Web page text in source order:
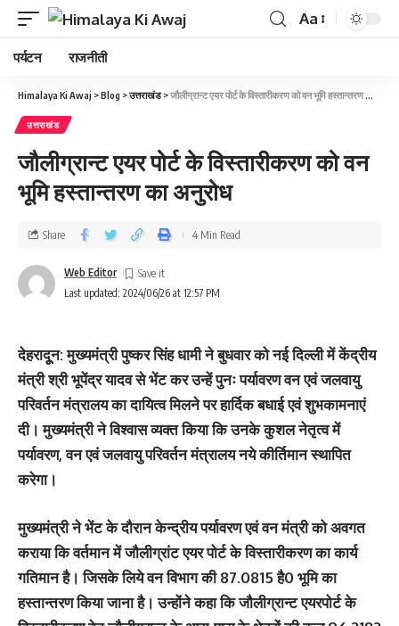
Aa
पर्यटन राजनीती
Himalaya Ki Awaj >Blog >उत्तराखंड>जौलीग्रान्ट एयर पोर्ट के विस्तारीकरण को वन भूमि हस्तान्तरण का अनुरोध
उत्तराखंड
जौलीग्रान्ट एयर पोर्ट के विस्तारीकरण को वन
भूमि हस्तान्तरण का अनुरोध
Last updated: 2024/06/26 at 12:57 PM
Web Editor
Share 4 Min Read
देहरादूून: मुख्यमंत्री पुष्कर सिंह धामी ने बुधवार को नई दिल्ली में केंद्रीय
मंत्री श्री भूपेंद्र यादव से भेंट कर उन्हें पुनः पर्यावरण वन एवं जलवायु
परिवर्तन मंत्रालय का दायित्व मिलने पर हार्दिक बधाई एवं शुभकामनाएं
दी। मुख्यमंत्री ने विश्वास व्यक्त किया कि उनके कुशल नेतृत्व में
पर्यावरण, वन एवं जलवायु परिवर्तन मंत्रालय नये कीर्तिमान स्थापित
करेगा।
मुख्यमंत्री ने भेंट के दौरान केन्द्रीय पर्यावरण एवं वन मंत्री को अवगत
कराया कि वर्तमान में जौलीग्रांट एयर पोर्ट के विस्तारीकरण का कार्य
गतिमान है। जिसके लिये वन विभाग की 87.0815 है0 भूमि का
हस्तान्तरण किया जाना है। उन्होंने कहा कि जौलीग्रान्ट एयरपोर्ट के